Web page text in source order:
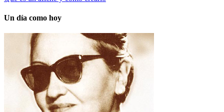
Un día como hoy